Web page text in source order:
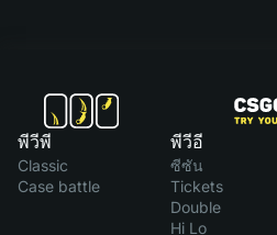
พีวีพี
Classic
Case battle
พีวีอี
ซีซัน
Tickets
Double
Hi Lo